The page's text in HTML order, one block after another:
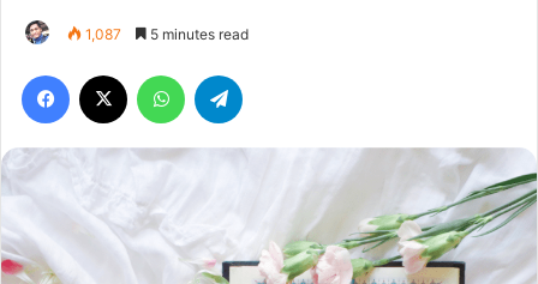
1,087 5 minutes read
Facebook WhatsApp